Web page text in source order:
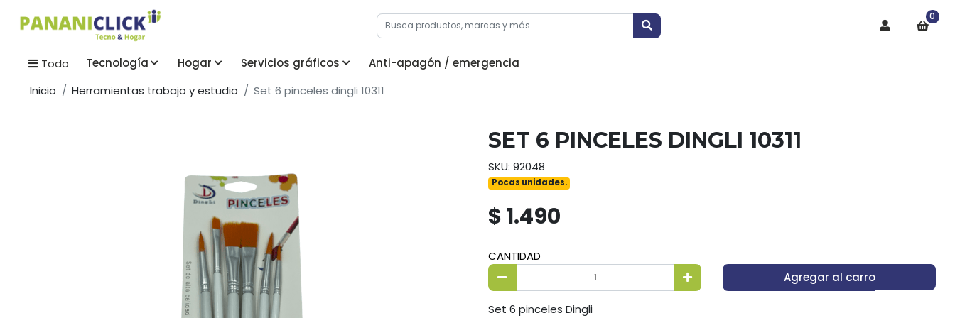
0
Todo Tecnología Hogar Servicios gráficos
Anti-apagón / emergencia
Inicio
Herramientas trabajo y estudio Set 6 pinceles dingli 10311
SET 6 PINCELES DINGLI 10311
SKU: 92048
Pocas unidades.
$ 1.490
CANTIDAD
Agregar al carro
Set 6 pinceles Dingli